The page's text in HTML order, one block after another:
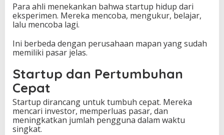
Para ahli menekankan bahwa startup hidup dari
eksperimen. Mereka mencoba, mengukur, belajar,
lalu mencoba lagi.
Ini berbeda dengan perusahaan mapan yang sudah
memiliki pasar jelas.
Startup dan Pertumbuhan
Cepat
Startup dirancang untuk tumbuh cepat. Mereka
mencari investor, memperluas pasar, dan
meningkatkan jumlah pengguna dalam waktu
singkat.